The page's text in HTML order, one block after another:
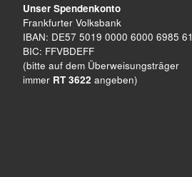
Unser Spendenkonto
Frankfurter Volksbank
IBAN: DE57 5019 0000 6000 6985 61
BIC: FFVBDEFF
(bitte auf dem Überweisungsträger
immer RT 3622 angeben)